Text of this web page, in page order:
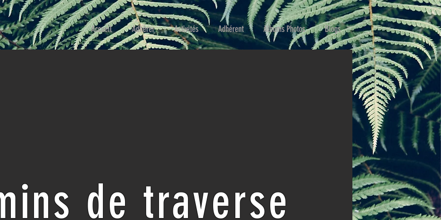
Accueil Adhérer Activités Adhérent Albums Photos Blogs
de traverse